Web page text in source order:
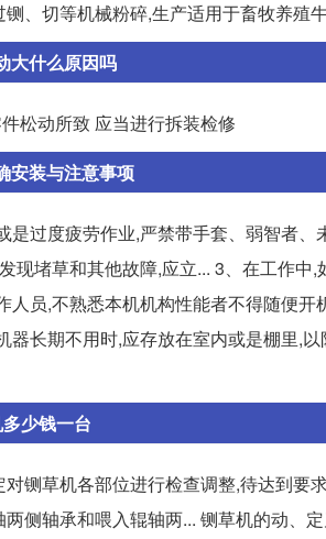
、切等机械粉碎,生产适用于畜牧养殖
大什么原因吗
松动所致 应当进行拆装检修
安装与注意事项
是过度疲劳作业,严禁带手套、弱智者
现堵草和其他故障,应立... 3、在工作
人员,不熟悉本机机构性能者不得随便
器长期不用时,应存放在室内或是棚里,
少钱一台
铡草机各部位进行检查调整,待达到
侧轴承和喂入辊轴两... 铡草机的动、